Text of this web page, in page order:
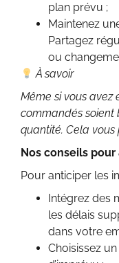
plan prévu ;
Maintenez
Partagez
ou
À savoir
Même si vous avez
commandés soient
quantité. Cela vous
Nos conseils
Pour anticiper les
Intégrez des
les délais
dans votre
Choisissez